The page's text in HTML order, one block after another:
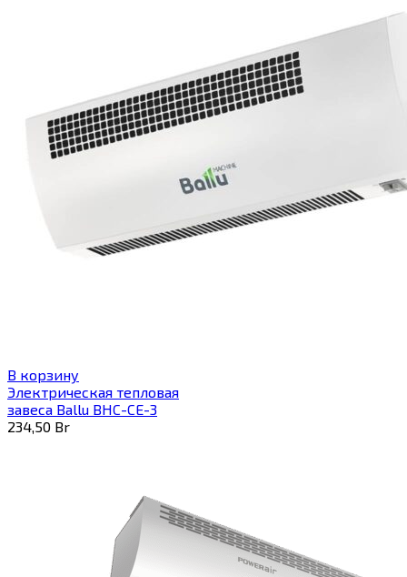
В корзину
Электрическая тепловая
завеса Ballu BHC-CE-3
234,50 Br